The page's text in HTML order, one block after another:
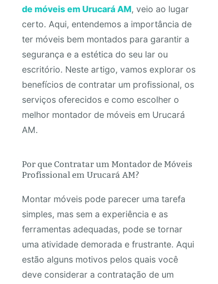
de móveis em Urucará AM, veio ao lugar
certo. Aqui, entendemos a importância de
ter móveis bem montados para garantir a
segurança e a estética do seu lar ou
escritório. Neste artigo, vamos explorar os
benefícios de contratar um profissional, os
serviços oferecidos e como escolher o
melhor montador de móveis em Urucará
AM.
Por que Contratar um Montador de Móveis
Profissional em Urucará AM?
Montar móveis pode parecer uma tarefa
simples, mas sem a experiência e as
ferramentas adequadas, pode se tornar
uma atividade demorada e frustrante. Aqui
estão alguns motivos pelos quais você
deve considerar a contratação de um